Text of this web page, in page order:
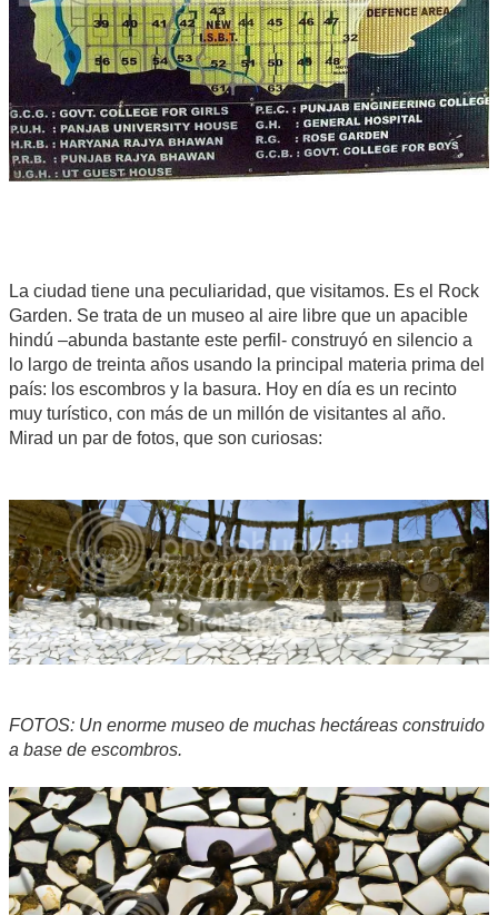
La ciudad tiene una peculiaridad, que visitamos. Es el Rock
Garden. Se trata de un museo al aire libre que un apacible
hindú –abunda bastante este perfil- construyó en silencio a
lo largo de treinta años usando la principal materia prima del
país: los escombros y la basura. Hoy en día es un recinto
muy turístico, con más de un millón de visitantes al año.
Mirad un par de fotos, que son curiosas:
FOTOS: Un enorme museo de muchas hectáreas construido
a base de escombros.